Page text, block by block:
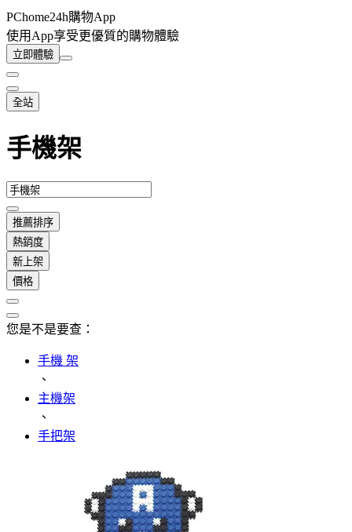
PChome24h購物App
使用App享受更優質的購物體驗
立即體驗
全站
手機架
推薦排序
熱銷度
新上架
價格
您是不是要查：
手機 架
、
主機架
、
手把架